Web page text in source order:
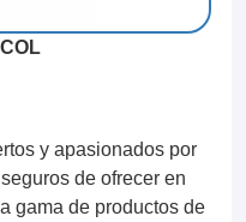
y apasionados por
de ofrecer en
gama de productos de